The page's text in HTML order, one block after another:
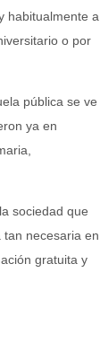
habitualmente a
o por
pública se ve
ya en
sociedad que
necesaria en
gratuita y